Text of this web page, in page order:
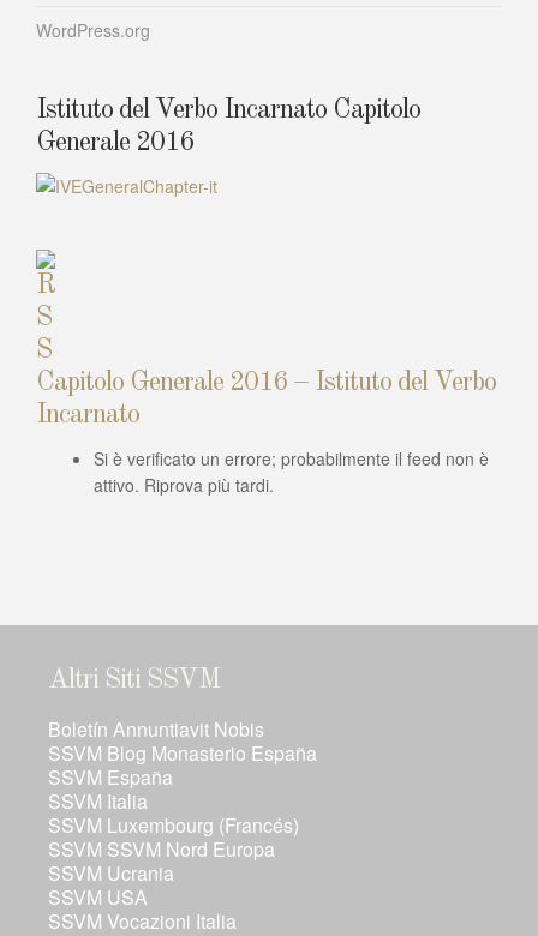
WordPress.org
Istituto del Verbo Incarnato Capitolo
Generale 2016
Capitolo Generale 2016 – Istituto del Verbo
Incarnato
Si è verificato un errore; probabilmente il feed non è
attivo. Riprova più tardi.
Altri Siti SSVM
Boletín Annuntiavit Nobis
SSVM Blog Monasterio España
SSVM España
SSVM Italia
SSVM Luxembourg (Francés)
SSVM SSVM Nord Europa
SSVM Ucrania
SSVM USA
SSVM Vocazioni Italia